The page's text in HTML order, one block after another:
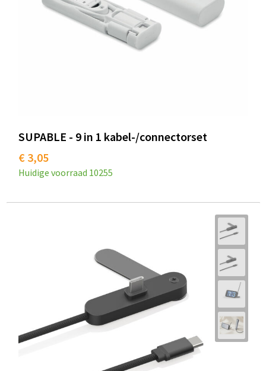
SUPABLE - 9 in 1 kabel-/connectorset
€ 3,05
Huidige voorraad 10255